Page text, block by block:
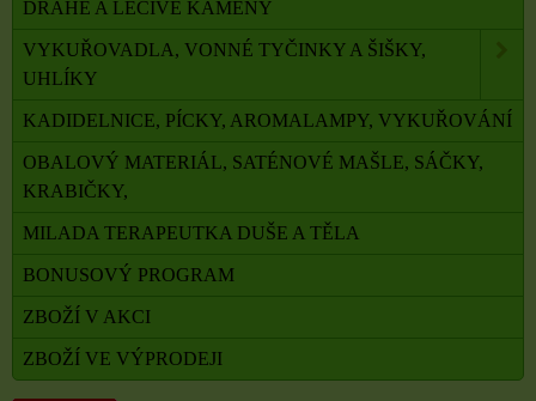
DRAHÉ A LÉČIVÉ KAMENY
VYKUŘOVADLA, VONNÉ TYČINKY A ŠIŠKY,
UHLÍKY
KADIDELNICE, PÍCKY, AROMALAMPY, VYKUŘOVÁNÍ
OBALOVÝ MATERIÁL, SATÉNOVÉ MAŠLE, SÁČKY,
KRABIČKY,
MILADA TERAPEUTKA DUŠE A TĚLA
BONUSOVÝ PROGRAM
ZBOŽÍ V AKCI
ZBOŽÍ VE VÝPRODEJI